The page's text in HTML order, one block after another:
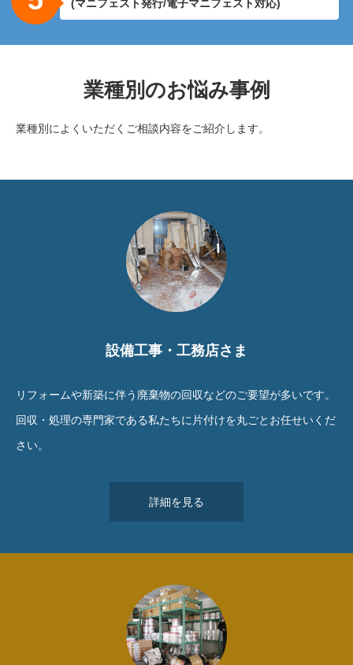
(マニフェスト発行/電子マニフェスト対応)
業種別のお悩み事例
業種別によくいただくご相談内容をご紹介します。
設備工事・工務店さま
リフォームや新築に伴う廃棄物の回収などのご要望が多いです。
回収・処理の専門家である私たちに片付けを丸ごとお任せいくだ
さい。
詳細を見る